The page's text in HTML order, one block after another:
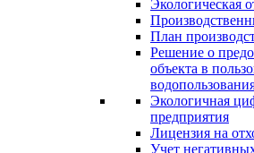
Экологическая
План
Решение о
объекта в
Экологичная
предприятия
Лицензия на
Учет